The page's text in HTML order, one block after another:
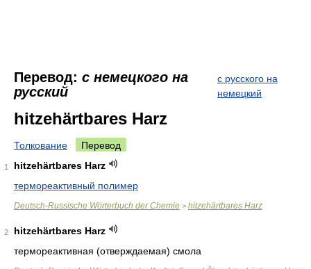
Перевод: с немецкого на
русский
с русского на
немецкий
hitzehärtbares Harz
Толкование Перевод
1
hitzehärtbares Harz
термореактивный полимер
Deutsch-Russische Wörterbuch der Chemie > hitzehärtbares Harz
2
hitzehärtbares Harz
термореактивная (отверждаемая) смола